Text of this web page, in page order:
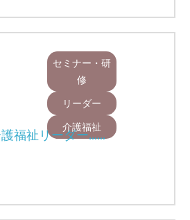
セミナー・研
修
リーダー
介護福祉
福祉リーダー……